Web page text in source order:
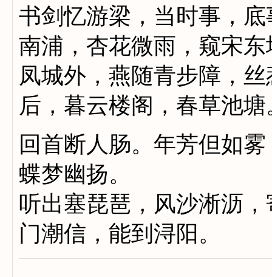
书剑忆游梁，当时事，
南浦，杏花微雨，窥宋东
凤城外，燕随青步障，
后，暮云楼阁，春草池塘
回首断人肠。年芳但如
蝶梦幽扬。
听出塞琵琶，风沙淅沥
门潮信，能到浔阳。